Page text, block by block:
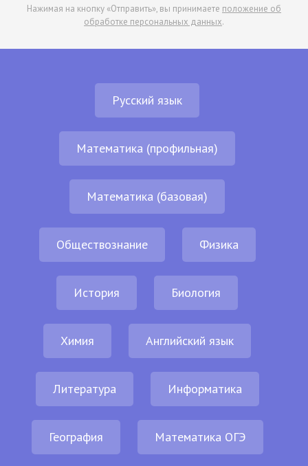
Нажимая на кнопку «Отправить», вы принимаете положение об
обработке персональных данных.
Русский язык
Математика (профильная)
Математика (базовая)
Обществознание Физика
История Биология
Химия Английский язык
Литература Информатика
География Математика ОГЭ